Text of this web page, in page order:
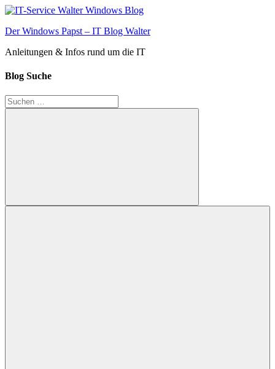
Zum
springen
Der Windows Papst – IT Blog Walter
Anleitungen & Infos rund um die IT
Blog Suche
Suchen
nach:
Suchen